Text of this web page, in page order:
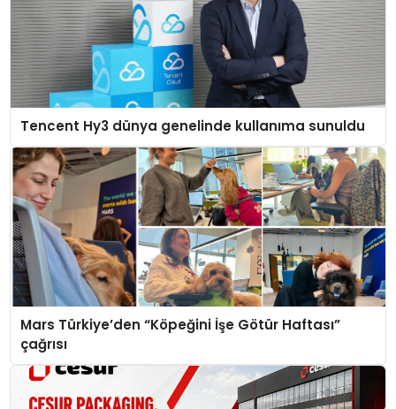
Tencent Hy3 dünya genelinde kullanıma sunuldu
Mars Türkiye’den “Köpeğini İşe Götür Haftası”
çağrısı